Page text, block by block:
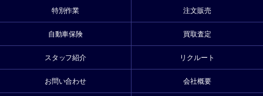
特別作業 注文販売
自動車保険 買取査定
スタッフ紹介 リクルート
お問い合わせ 会社概要